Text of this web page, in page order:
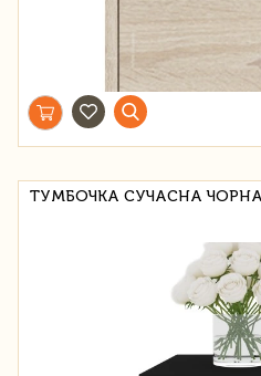
ТУМБОЧКА СУЧАСНА